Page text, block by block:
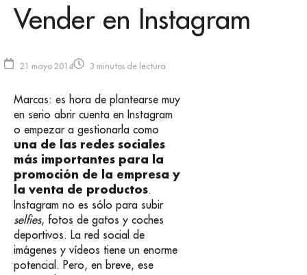
Vender en Instagram
21 mayo 2014 3 minutos de lectura
Marcas: es hora de plantearse muy
en serio abrir cuenta en Instagram
o empezar a gestionarla como
una de las redes sociales
más importantes para la
promoción de la empresa y
la venta de productos.
Instagram no es sólo para subir
selfies, fotos de gatos y coches
deportivos. La red social de
imágenes y vídeos tiene un enorme
potencial. Pero, en breve, ese